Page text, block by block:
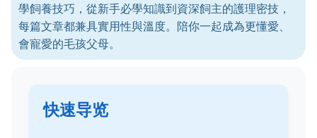
學飼養技巧，從新手必學知識到資深飼主的護理密技，
每篇文章都兼具實用性與溫度。陪你一起成為更懂愛、
會寵愛的毛孩父母。
快速导览